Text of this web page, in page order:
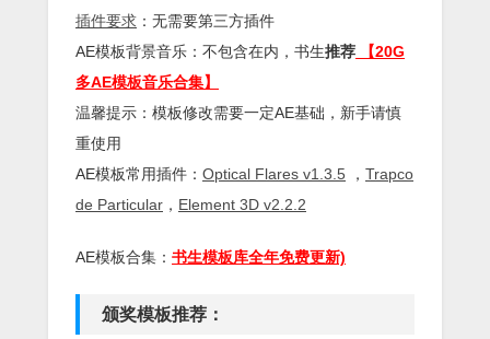
插件要求 ：无需要第三方插件
AE模板背景音乐：不包含在内，书生推荐 【20G
多AE模板音乐合集】
温馨提示：模板修改需要一定AE基础，新手请慎
重使用
AE模板常用插件： Optical Flares v1.3.5 ， Trapco
de Particular ， Element 3D v2.2.2
AE模板合集： 书生模板库全年免费更新)
颁奖模板推荐：